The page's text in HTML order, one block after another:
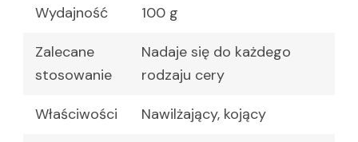
Wydajność 100 g
Zalecane
stosowanie
Nadaje się do każdego
rodzaju cery
Właściwości Nawilżający, kojący